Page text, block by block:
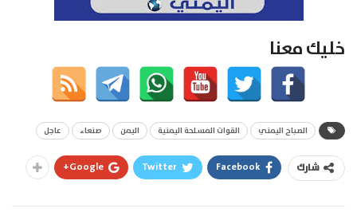
خليك معنا
الصباح اليمني القوات المسلحة اليمنية اليمن صنعاء عاجل
شارك Facebook
Twitter
Google+